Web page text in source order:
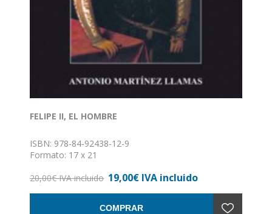
FELIPE II, EL HOMBRE
ISBN: 978-84-92438-12-9
Formato: 17 x 21
Encuadernación: Rústica con solapas
20,00€ IVA incluido 19,00€ IVA incluido
COMPRAR